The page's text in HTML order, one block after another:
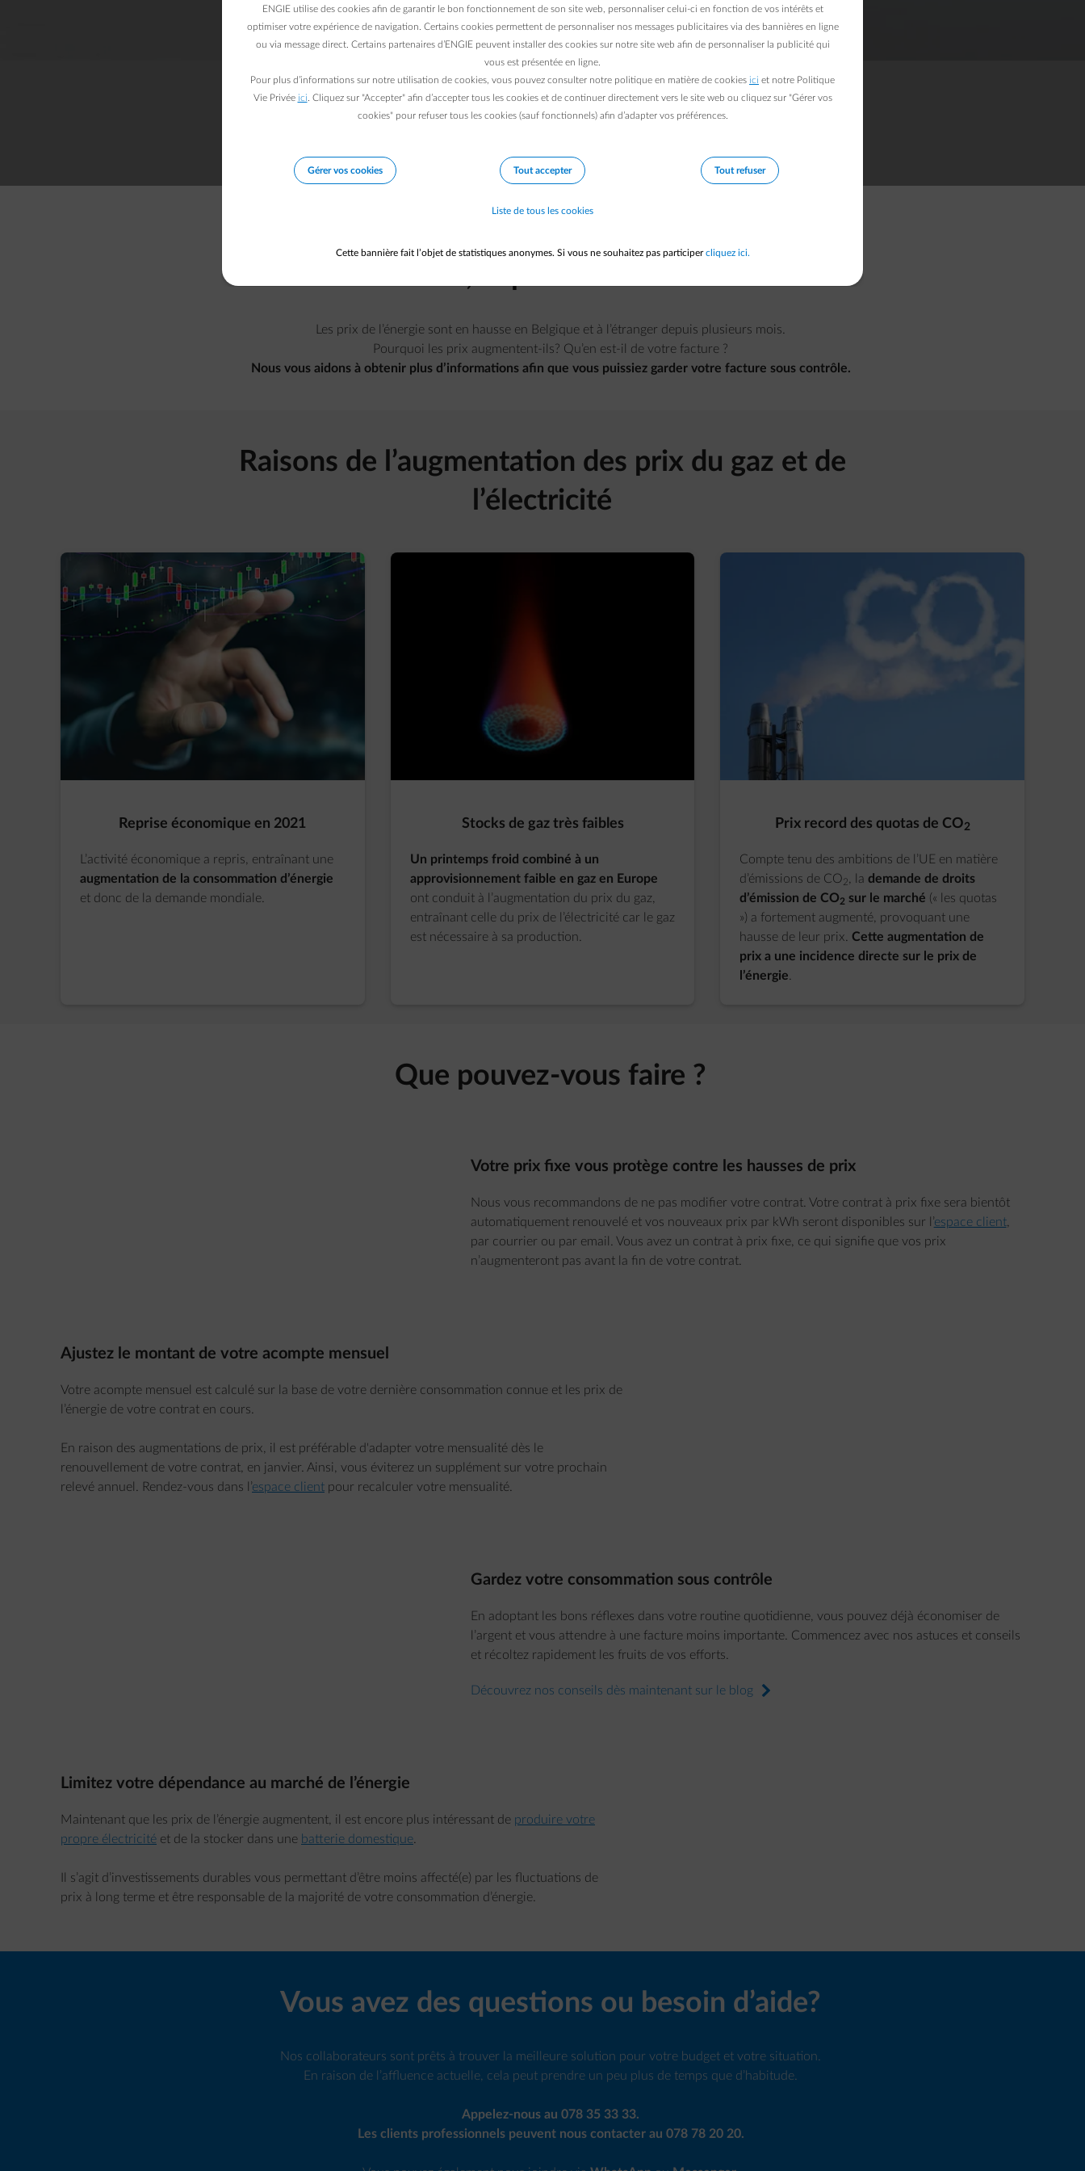
Les prix de l’énergie sont en hausse en Belgique et à l’étranger depuis plusieurs mois.
Pourquoi les prix augmentent-ils? Qu’en est-il de votre facture ?
Nous vous aidons à obtenir plus d’informations afin que vous puissiez garder votre facture sous contrôle.
Raisons de l’augmentation des prix du gaz et de
l’électricité
Reprise économique en 2021​
L’activité économique a repris, entraînant une
augmentation de la consommation d’énergie
et donc de la demande mondiale.​
Stocks de gaz très faibles
Un printemps froid combiné à un
approvisionnement faible en gaz en Europe
ont conduit à l’augmentation du prix du gaz,
entraînant celle du prix de l’électricité car le gaz
est nécessaire à sa production.​
Prix record des quotas de CO2
Compte tenu des ambitions de l’UE en matière
d’émissions de CO2 , lademande de droits
d’émission de CO2 sur le marché (« les quotas
») a fortement augmenté, provoquant une
hausse de leur prix.Cette augmentation de
prix a une incidence directe sur le prix de
l’énergie
Que pouvez-vous faire ?
Votre prix fixe vous protège contre les hausses de prix
Nous vous recommandons de ne pas modifier votre contrat. Votre contrat à prix fixe sera bientôt
automatiquement renouvelé et vos nouveaux prix par kWh seront disponibles sur l’espace client,
par courrier ou par email. Vous avez un contrat à prix fixe, ce qui signifie que vos prix
n’augmenteront pas avant la fin de votre contrat.
Ajustez le montant de votre acompte mensuel
Votre acompte mensuel est calculé sur la base de votre dernière consommation connue et les prix de
l’énergie de votre contrat en cours.
En raison des augmentations de prix, il est préférable d'adapter votre mensualité dès le
renouvellement de votre contrat, en janvier. Ainsi, vous éviterez un supplément sur votre prochain
relevé annuel. Rendez-vous dans l’espace client pour recalculer votre mensualité.
Gardez votre consommation sous contrôle
En adoptant les bons réflexes dans votre routine quotidienne, vous pouvez déjà économiser de
l’argent et vous attendre à une facture moins importante. Commencez avec nos astuces et conseils
et récoltez rapidement les fruits de vos efforts.
Découvrez nos conseils dès maintenant sur le blog arrow-right
Limitez votre dépendance au marché de l’énergie
Maintenant que les prix de l’énergie augmentent, il est encore plus intéressant de produire votre
propre électricité et de la stocker dans une batterie domestique
Il s’agit d’investissements durables vous permettant d’être moins affecté(e) par les fluctuations de
prix à long terme et être responsable de la majorité de votre consommation d’énergie.
Vous avez des questions ou besoin d’aide?
Nos collaborateurs sont prêts à trouver la meilleure solution pour votre budget et votre situation.
En raison de l’affluence actuelle, cela peut prendre un peu plus de temps que d’habitude.
Appelez-nous au 078 35 33 33.
Les clients professionnels peuvent nous contacter au 078 78 20 20.
ENGIE utilise des cookies afin de garantir le bon fonctionnement de son site web, personnaliser celui-ci en fonction de vos intérêts et
optimiser votre expérience de navigation. Certains cookies permettent de personnaliser nos messages publicitaires via des bannières en ligne
ou via message direct. Certains partenaires d’ENGIE peuvent installer des cookies sur notre site web afin de personnaliser la publicité qui
vous est présentée en ligne.
Pour plus d’informations sur notre utilisation de cookies, vous pouvez consulter notre politique en matière de cookies ici et notre Politique
Vie Privée ici . Cliquez sur "Accepter" afin d’accepter tous les cookies et de continuer directement vers le site web ou cliquez sur "Gérer vos
cookies" pour refuser tous les cookies (sauf fonctionnels) afin d’adapter vos préférences.
Gérer vos cookies Tout accepter Tout refuser
Liste de tous les cookies
Cette bannière fait l’objet de statistiques anonymes. Si vous ne souhaitez pas participercliquez ici.